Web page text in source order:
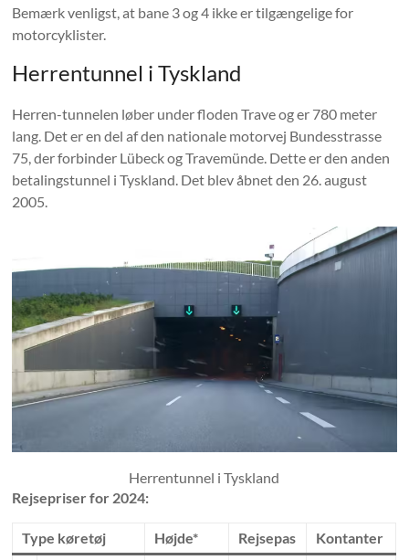
Bemærk venligst, at bane 3 og 4 ikke er tilgængelige for
motorcyklister.
Herrentunnel i Tyskland
Herren-tunnelen løber under floden Trave og er 780 meter
lang. Det er en del af den nationale motorvej Bundesstrasse
75, der forbinder Lübeck og Travemünde. Dette er den anden
betalingstunnel i Tyskland. Det blev åbnet den 26. august
2005.
Herrentunnel i Tyskland
Rejsepriser for 2024:
Type køretøj Højde* Rejsepas
Kontanter